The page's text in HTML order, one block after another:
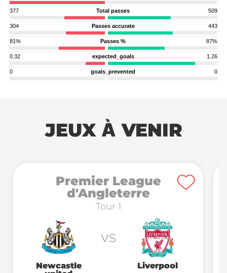
377 Total passes 509
304 Passes accurate 443
81% Passes % 87%
0.32 expected_goals 1.26
0 goals_prevented 0
JEUX À VENIR
Premier League
d'Angleterre
Tour 1
Newcastle
vs
Liverpool